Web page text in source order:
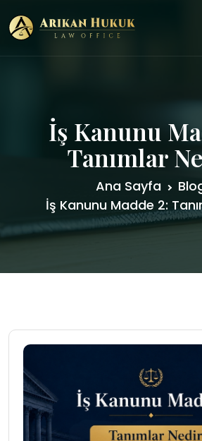
İş Kanunu
Tanımlar
Ana Sayfa
İş Kanunu Madde 2: